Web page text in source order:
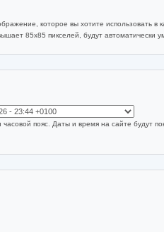
которое вы хотите использовать в
85x85 пикселей, будут автоматически
пояс. Даты и время на сайте будут